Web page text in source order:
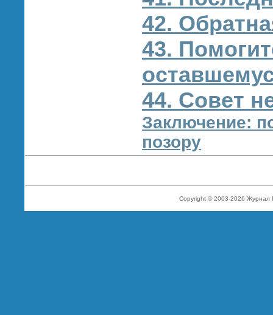
42.
43.
44. Совет
Заключение:
позору
Copyright © 2003-2026 Журнал